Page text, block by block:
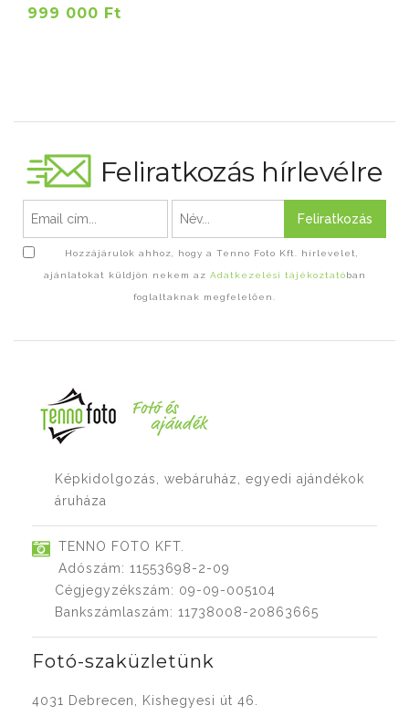
999 000 Ft
Feliratkozás hírlevélre
Feliratkozás
Hozzájárulok ahhoz, hogy a Tenno Foto Kft. hírlevelet,
ajánlatokat küldjön nekem az Adatkezelési tájékoztatóban
foglaltaknak megfelelően.
Képkidolgozás, webáruház, egyedi ajándékok
áruháza
TENNO FOTO KFT.
Adószám: 11553698-2-09
Cégjegyzékszám: 09-09-005104
Bankszámlaszám: 11738008-20863665
Fotó-szaküzletünk
4031 Debrecen, Kishegyesi út 46.